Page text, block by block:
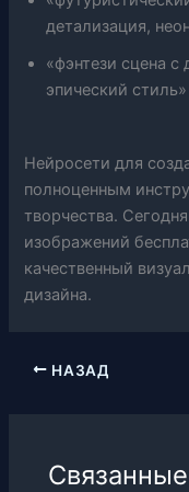
детализация,
«фэнтези сцена
эпический стиль»
Нейросети для
полноценным
творчества.
изображений
качественный
дизайна.
НАЗАД